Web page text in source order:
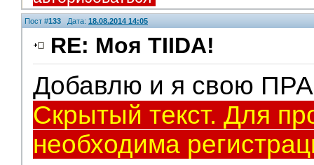
Пост #133 Дата: 18.08.2014 14:05
RE: Моя TIIDA!
Добавлю и я свою
Скрытый текст. Для
необходима